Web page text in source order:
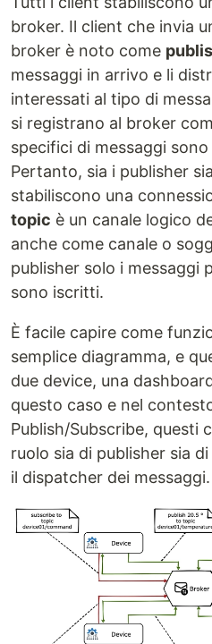
broker. Il client che invia
broker è noto come
messaggi in arrivo e li
interessati al tipo di
si registrano al broker
specifici di messaggi
Pertanto, sia i publisher
stabiliscono una
topic è un canale logico
anche come canale o
publisher solo i messaggi
sono iscritti.
È facile capire come
semplice diagramma, e
due device, una
questo caso e nel
Publish/Subscribe, questi
ruolo sia di publisher sia
il dispatcher dei messaggi.